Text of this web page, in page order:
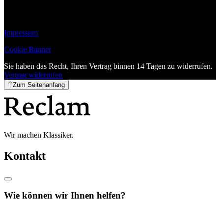
Impressum
Cookie Banner
Sie haben das Recht, Ihren Vertrag binnen 14 Tagen zu widerrufen.
Vertrag widerrufen
Zum Seitenanfang
Wir machen Klassiker.
Kontakt
Wie können wir Ihnen helfen?